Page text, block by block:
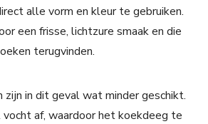
alle vorm en kleur te gebruiken.
een frisse, lichtzure smaak en die
terugvinden.
zijn in dit geval wat minder geschikt.
vocht af, waardoor het koekdeeg te